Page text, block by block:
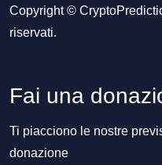
Copyright ©
riservati.
Fai una
Ti piacciono le nostre
donazione